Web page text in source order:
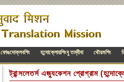
ফোঙদোক্লবশিং হন্দোক্লোয়শিংবু তম্বীবা থৌরমশিং
ট্রান্সলেতর্স এজ্যুকেশন প্রোগ্রাম